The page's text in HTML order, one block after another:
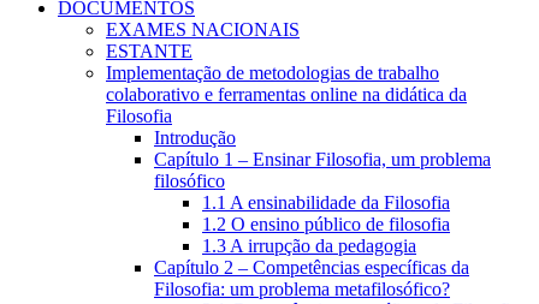
DOCUMENTOS
EXAMES NACIONAIS
ESTANTE
Implementação de metodologias de trabalho
colaborativo e ferramentas online na didática da
Filosofia
Introdução
Capítulo 1 – Ensinar Filosofia, um problema
filosófico
1.1 A ensinabilidade da Filosofia
1.2 O ensino público de filosofia
1.3 A irrupção da pedagogia
Capítulo 2 – Competências específicas da
Filosofia: um problema metafilosófico?